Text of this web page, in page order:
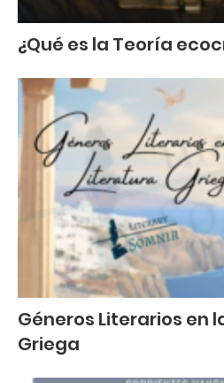
¿Qué es la Teoría
Géneros Literarios en
Griega